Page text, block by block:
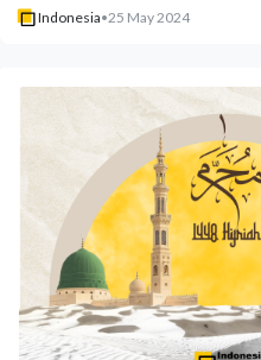
Indonesia•25 May 2024